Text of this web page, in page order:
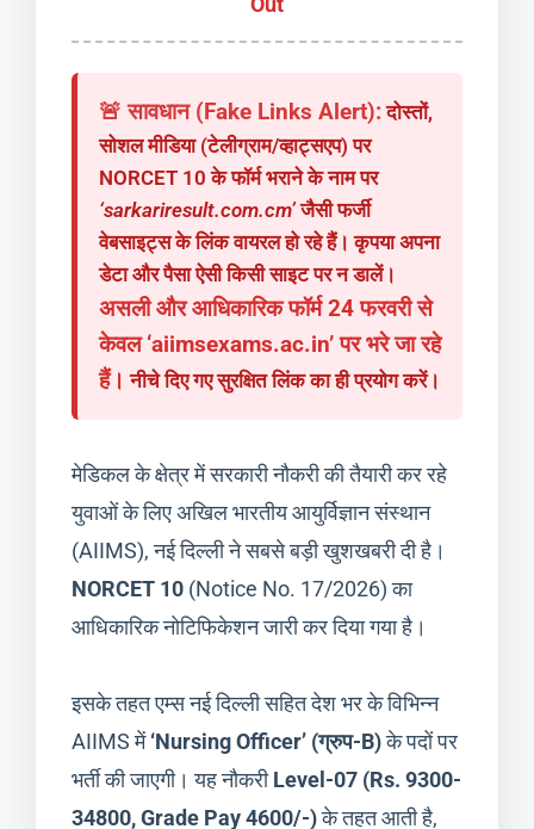
🚨 सावधान (Fake Links Alert): दोस्तों,
सोशल मीडिया (टेलीग्राम/व्हाट्सएप) पर
NORCET 10 के फॉर्म भराने के नाम पर
‘sarkariresult.com.cm’जैसी फर्जी
वेबसाइट्स के लिंक वायरल हो रहे हैं। कृपया अपना
डेटा और पैसा ऐसी किसी साइट पर न डालें।
असली और आधिकारिक फॉर्म 24 फरवरी से
केवल ‘aiimsexams.ac.in’ पर भरे जा रहे
हैं। नीचे दिए गए सुरक्षित लिंक का ही प्रयोग करें।
मेडिकल के क्षेत्र में सरकारी नौकरी की तैयारी कर रहे
युवाओं के लिए अखिल भारतीय आयुर्विज्ञान संस्थान
(AIIMS), नई दिल्ली ने सबसे बड़ी खुशखबरी दी है।
NORCET 10 (Notice No. 17/2026) का
आधिकारिक नोटिफिकेशन जारी कर दिया गया है।
इसके तहत एम्स नई दिल्ली सहित देश भर के विभिन्न
AIIMS में‘Nursing Officer’ (ग्रुप-B)के पदों पर
भर्ती की जाएगी। यह नौकरीLevel-07 (Rs. 9300-
34800, Grade Pay 4600/-)के तहत आती है,